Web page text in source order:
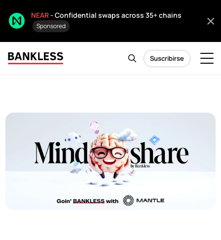
NEAR- Confidential swaps across 35+ chains
Sponsored
Suscribirse